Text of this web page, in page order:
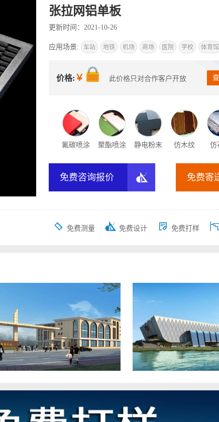
张拉网铝单板
更新时间：2021-10-26
应用场景: 车站 地铁 机场 商场 医院 学校 体育馆
价格: ￥ 此价格只对合作客户开放
氟碳喷涂 聚酯喷涂 静电粉末 仿木纹 仿
免费咨询报价  免费寄
 免费测量  免费设计  免费打样